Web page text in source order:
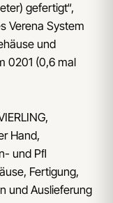
gefertigt“,
Verena System
und
0201 (0,6 mal
Hand,
und Pﬂ
Fertigung,
und Auslieferung